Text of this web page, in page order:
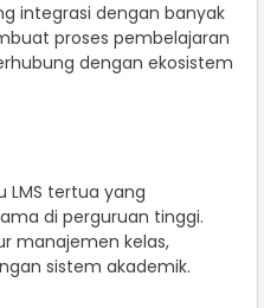
integrasi dengan banyak
proses pembelajaran
dengan ekosistem
LMS tertua yang
di perguruan tinggi.
manajemen kelas,
sistem akademik.